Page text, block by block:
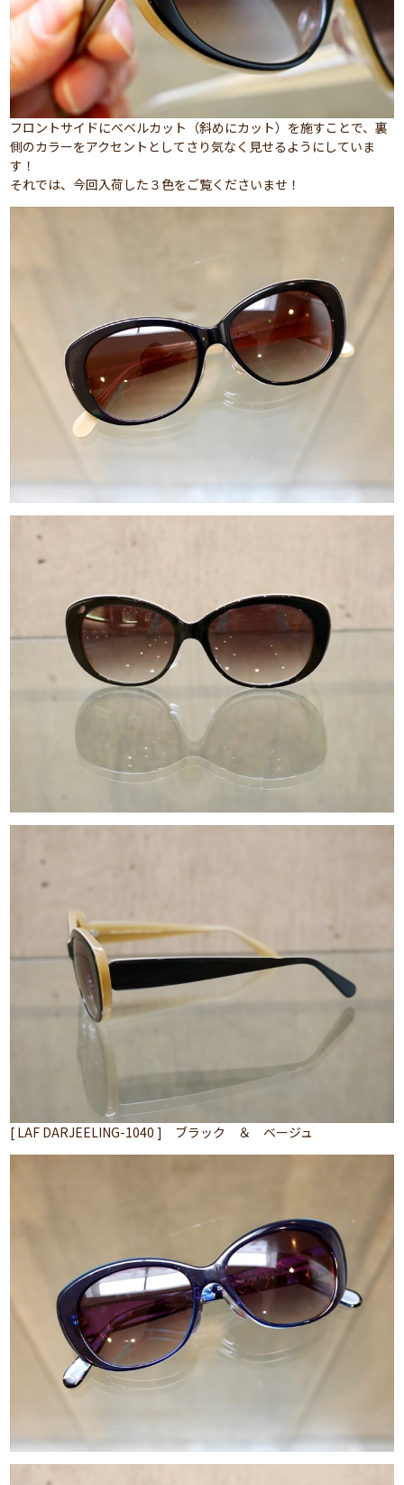
フロントサイドにべベルカット（斜めにカット）を施すことで、裏
側のカラーをアクセントとしてさり気なく見せるようにしていま
す！
それでは、今回入荷した３色をご覧くださいませ！
[ LAF DARJEELING-1040 ] ブラック ＆ ベージュ